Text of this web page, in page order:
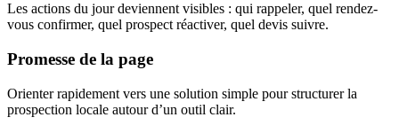
Les actions du jour deviennent visibles : qui rappeler, quel rendez-
vous confirmer, quel prospect réactiver, quel devis suivre.
Promesse de la page
Orienter rapidement vers une solution simple pour structurer la
prospection locale autour d’un outil clair.